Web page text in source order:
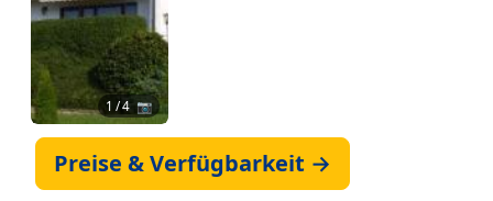
1 / 4 📷
Preise & Verfügbarkeit →